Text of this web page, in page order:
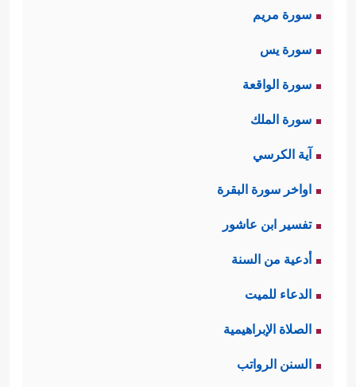
سورة مريم
سورة يس
سورة الواقعة
سورة الملك
آية الكرسي
اواخر سورة البقرة
تفسير ابن عاشور
أدعية من السنة
الدعاء للميت
الصلاة الإبراهيمية
السنن الرواتب